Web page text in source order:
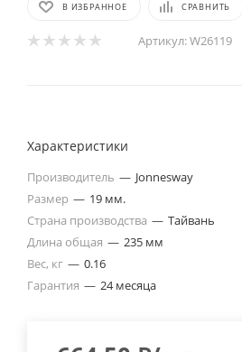
В ИЗБРАННОЕ СРАВНИТЬ
Артикул:W26119
Характеристики
Производитель — Jonnesway
Размер — 19 мм.
Страна производства — Тайвань
Длина общая — 235 мм
Вес, кг — 0.16
Гарантия — 24 месяца